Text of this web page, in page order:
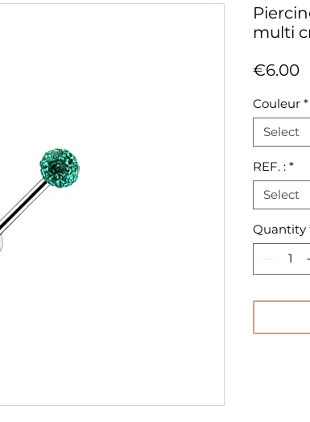
multi
€6.00
Couleur *
Select
REF. : *
Select
Quantity